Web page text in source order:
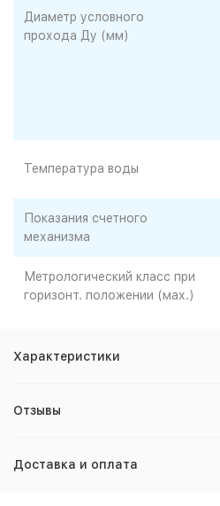
Диаметр условного
прохода Ду (мм)
Температура воды
Показания счетного
механизма
Метрологический класс при
горизонт. положении (мах.)
Характеристики
Отзывы
Доставка и оплата